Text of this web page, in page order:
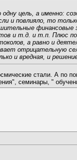
цель, а именно:
и повлияло, то
и т.д. и т.п. Плюс
а равно и
отрицательную
и вредная, и
стали. А по
семинары, "